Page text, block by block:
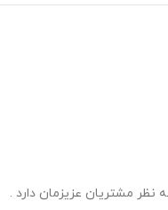
مشتریان عزیزمان دارد .